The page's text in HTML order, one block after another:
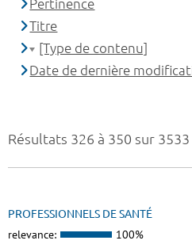
Résultats 326 à 350 sur
PROFESSIONNELS DE SANTÉ
relevance: 100%
Pertinence
Titre
[Type de contenu]
Date de dernière